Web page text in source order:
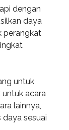
dengan
daya
perangkat
untuk
acara
lainnya,
sesuai